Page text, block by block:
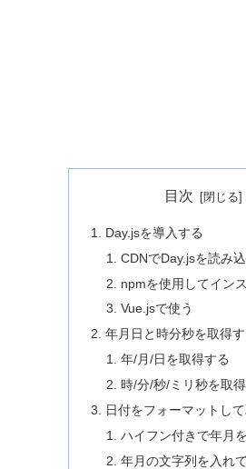
目次
Day.jsを導入する
CDNでDay.jsを読み
npmを使用してイン
Vue.jsで使う
年月日と時分秒を取得す
年/月/日を取得する
時/分/秒/ミリ秒を取
日付をフォーマットし
ハイフン付きで年月
年月の文字列を入れ